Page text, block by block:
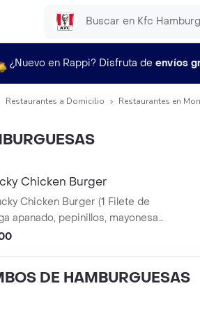
¿Nuevo en Rappi? Disfruta de envíos
Restaurantes a Domicilio Restaurantes en
Chicken Burger
Chicken Burger (1 Filete de
y mantequilla)
DE HAMBURGUESAS